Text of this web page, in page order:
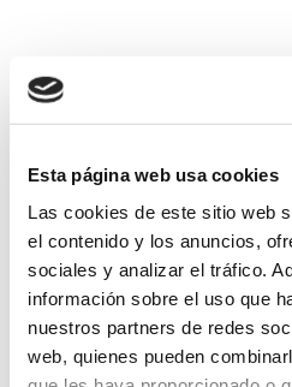
Esta página web usa cookies
Las cookies de este sitio web
el contenido y los anuncios,
sociales y analizar el tráfico.
información sobre el uso que
nuestros partners de redes
web, quienes pueden
ENAJENACION
PARCELA
PATRIMONIO
FINCA Nº 46
EL PP